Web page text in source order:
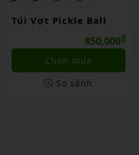
BALO PICKLE BALL
899,000₫
Chọn mua
So sánh